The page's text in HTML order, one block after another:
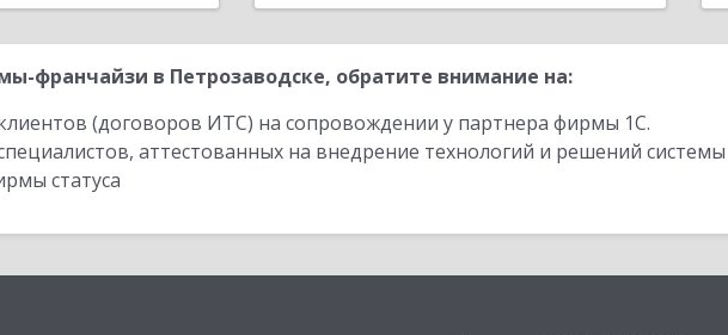
франчайзи в Петрозаводске, обратите внимание на:
(договоров ИТС) на сопровождении у партнера фирмы 1С.
аттестованных на внедрение технологий и решений
статуса